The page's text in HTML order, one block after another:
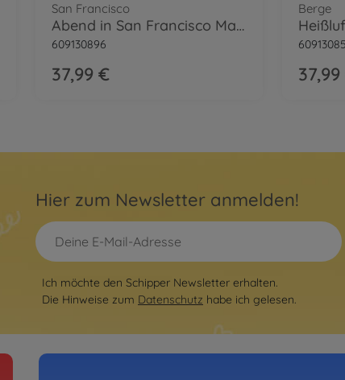
San Francisco
Abend in San Francisco Malen nach Zahlen
609130896
37,99 €
Berge
Hier zum Newsletter anmelden!
Ich möchte den Schipper Newsletter erhalten.
Die Hinweise zum Datenschutz habe ich gelesen.